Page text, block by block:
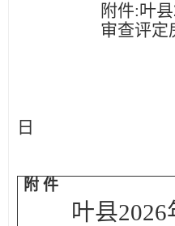
附件:叶县
审查评定
日
附 件
叶县